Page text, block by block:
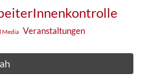
Media Veranstaltungen